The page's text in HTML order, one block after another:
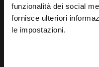
funzionalità dei social
fornisce ulteriori
le impostazioni.